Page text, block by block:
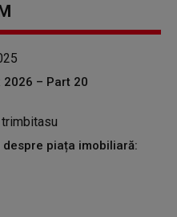
– Part 20
piața imobiliară: